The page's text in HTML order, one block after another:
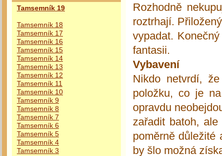
Tamsemník 19
Tamsemník 18
Tamsemník 17
Tamsemník 16
Tamsemník 15
Tamsemník 14
Tamsemník 13
Tamsemník 12
Tamsemník 11
Tamsemník 10
Tamsemník 9
Tamsemník 8
Tamsemník 7
Tamsemník 6
Tamsemník 5
Tamsemník 4
Tamsemník 3
Rozhodně
roztrhají.
vypadat.
fantasii.
Vybavení
Nikdo netvrdí,
položku, co je
opravdu
zařadit batoh,
poměrně důležité
by šlo možná